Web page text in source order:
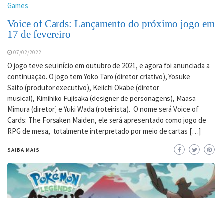
Games
Voice of Cards: Lançamento do próximo jogo em
17 de fevereiro
07/02/2022
O jogo teve seu início em outubro de 2021, e agora foi anunciada a
continuação. O jogo tem Yoko Taro (diretor criativo), Yosuke
Saito (produtor executivo), Keiichi Okabe (diretor
musical), Kimihiko Fujisaka (designer de personagens), Maasa
Mimura (diretor) e Yuki Wada (roteirista). O nome será Voice of
Cards: The Forsaken Maiden, ele será apresentado como jogo de
RPG de mesa, totalmente interpretado por meio de cartas […]
SAIBA MAIS